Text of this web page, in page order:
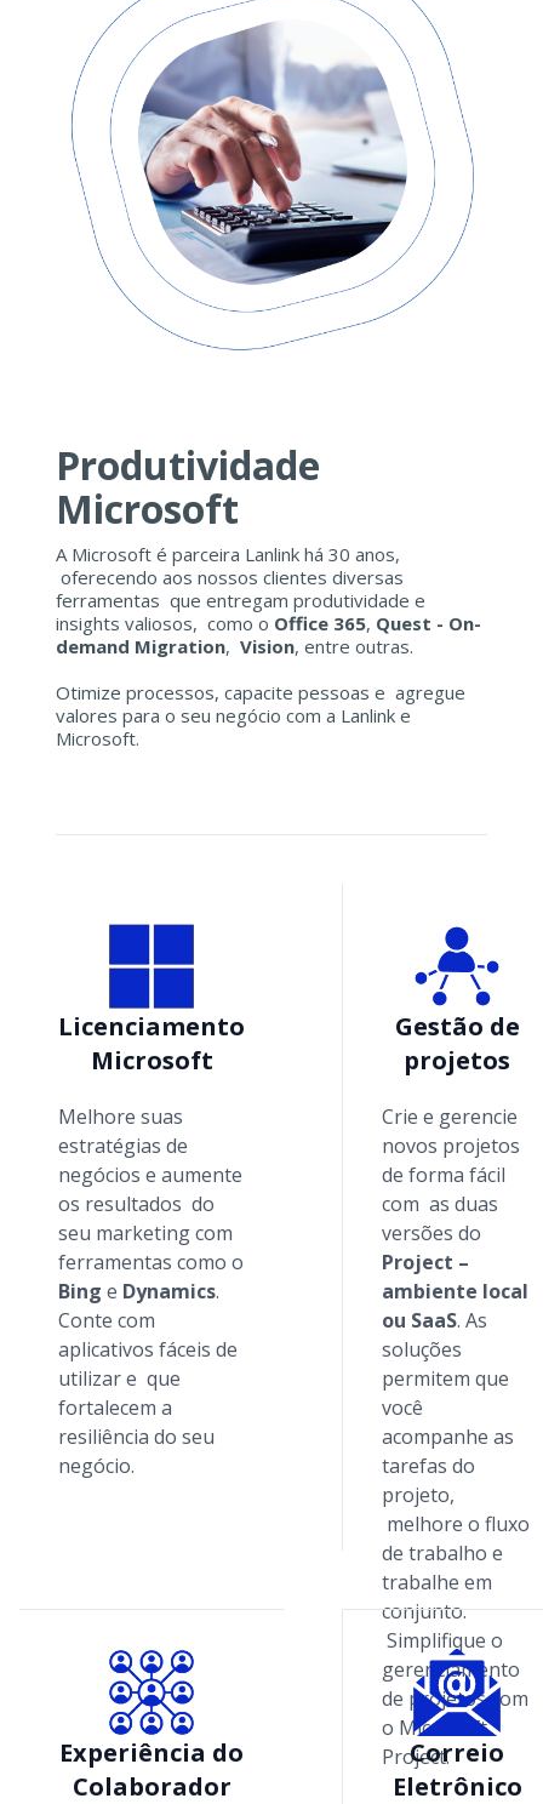
Produtividade
Microsoft
A Microsoft é parceira Lanlink há 30 anos,
oferecendo aos nossos clientes diversas
ferramentas que entregam produtividade e
insights valiosos, como o Office 365, Quest - On-
demand Migration, Vision, entre outras.
Otimize processos, capacite pessoas e agregue
valores para o seu negócio com a Lanlink e
Microsoft.
Licenciamento
Microsoft
Melhore suas
estratégias de
negócios e aumente
os resultados do
seu marketing com
ferramentas como o
Bing e Dynamics.
Conte com
aplicativos fáceis de
utilizar e que
fortalecem a
resiliência do seu
negócio.
Gestão de
projetos
Crie e gerencie
novos projetos
de forma fácil
com as duas
versões do
Project –
ambiente local
ou SaaS. As
soluções
permitem que
você
acompanhe as
tarefas do
projeto,
melhore o fluxo
de trabalho e
trabalhe em
conjunto.
Simplifique o
gerenciamento
de projetos com
o Microsoft
Project.
Experiência do
Colaborador
Correio
Eletrônico